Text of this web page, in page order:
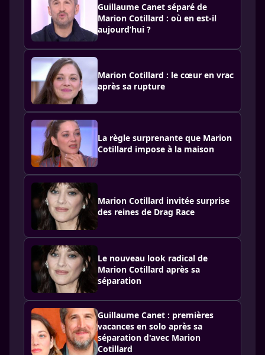
Guillaume Canet séparé de
Marion Cotillard : où en est-il
aujourd’hui ?
Marion Cotillard : le cœur en vrac
après sa rupture
La règle surprenante que Marion
Cotillard impose à la maison
Marion Cotillard invitée surprise
des reines de Drag Race
Le nouveau look radical de
Marion Cotillard après sa
séparation
Guillaume Canet : premières
vacances en solo après sa
séparation d'avec Marion
Cotillard